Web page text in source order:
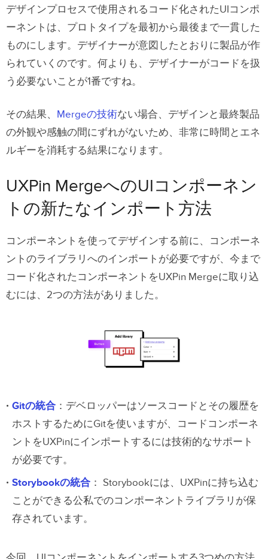
デザインプロセスで使用されるコード化されたUIコンポ
ーネントは、プロトタイプを最初から最後まで一貫した
ものにします。デザイナーが意図したとおりに製品が作
られていくのです。何よりも、デザイナーがコードを扱
う必要ないことが1番ですね。
その結果、 Mergeの技術ない場合、デザインと最終製品
の外観や感触の間にずれがないため、非常に時間とエネ
ルギーを消耗する結果になります。
UXPin MergeへのUIコンポーネン
トの新たなインポート方法
コンポーネントを使ってデザインする前に、コンポーネ
ントのライブラリへのインポートが必要ですが、今まで
コード化されたコンポーネントをUXPin Mergeに取り込
むには、2つの方法がありました。
Gitの統合 ：デベロッパーはソースコードとその履歴を
ホストするためにGitを使いますが、コードコンポーネ
ントをUXPinにインポートするには技術的なサポート
が必要です。
Storybookの統合 ： Storybookには、UXPinに持ち込む
ことができる公私でのコンポーネントライブラリが保
存されています。